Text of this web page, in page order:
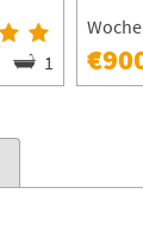
1
Woche